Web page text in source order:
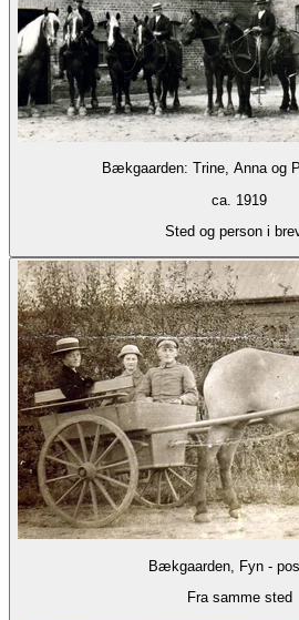
Bækgaarden: Trine, Anna og
ca. 1919
Sted og person i
Bækgaarden, Fyn -
Fra samme sted